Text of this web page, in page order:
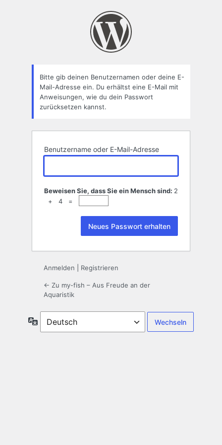
Bitte gib deinen Benutzernamen oder deine E-
Mail-Adresse ein. Du erhältst eine E-Mail mit
Anweisungen, wie du dein Passwort
zurücksetzen kannst.
Benutzername oder E-Mail-Adresse
Beweisen Sie, dass Sie ein Mensch sind: 2
+ 4 =
Anmelden Registrieren
← Zu my-fish – Aus Freude an der
Aquaristik
Sprache